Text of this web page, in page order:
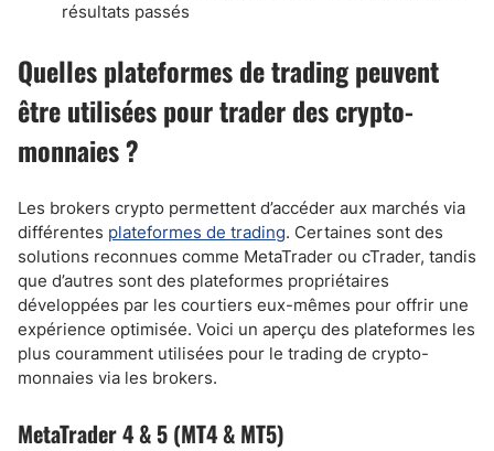
résultats passés
Quelles plateformes de trading peuvent
être utilisées pour trader des crypto-
monnaies ?
Les brokers crypto permettent d’accéder aux marchés via
différentes plateformes de trading. Certaines sont des
solutions reconnues comme MetaTrader ou cTrader, tandis
que d’autres sont des plateformes propriétaires
développées par les courtiers eux-mêmes pour offrir une
expérience optimisée. Voici un aperçu des plateformes les
plus couramment utilisées pour le trading de crypto-
monnaies via les brokers.
MetaTrader 4 & 5 (MT4 & MT5)